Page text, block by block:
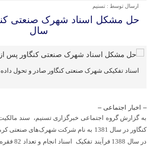
ارسال توسط : تسنیم
سال
اسناد تفکیکی شهرک صنعتی کنگاور صادر و تحول
– اخبار اجتماعی –
به گزارش گروه اجتماعی خبرگزاری تسنیم، سند
کنگاور در سال 1381 به نام شرکت شهرک‌های
در سال